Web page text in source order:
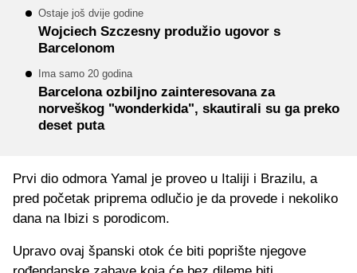
Ostaje još dvije godine
Wojciech Szczesny produžio ugovor s
Barcelonom
Ima samo 20 godina
Barcelona ozbiljno zainteresovana za
norveškog "wonderkida", skautirali su ga preko
deset puta
Prvi dio odmora Yamal je proveo u Italiji i Brazilu, a
pred početak priprema odlučio je da provede i nekoliko
dana na Ibizi s porodicom.
Upravo ovaj španski otok će biti poprište njegove